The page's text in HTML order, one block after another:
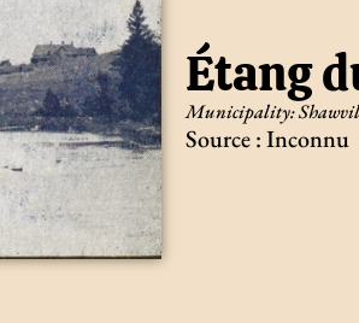
Étang
Municipality:
Source : Inconnu